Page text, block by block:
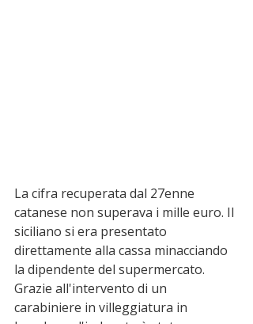
La cifra recuperata dal 27enne
catanese non superava i mille euro. Il
siciliano si era presentato
direttamente alla cassa minacciando
la dipendente del supermercato.
Grazie all'intervento di un
carabiniere in villeggiatura in